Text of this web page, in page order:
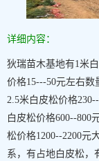
详细内容：
狄瑞苗木基地有1米
价格15---50元左右数
2.5米白皮松价格
白皮松价格600--800
松价格1200--2200元
系，有占地白皮松，